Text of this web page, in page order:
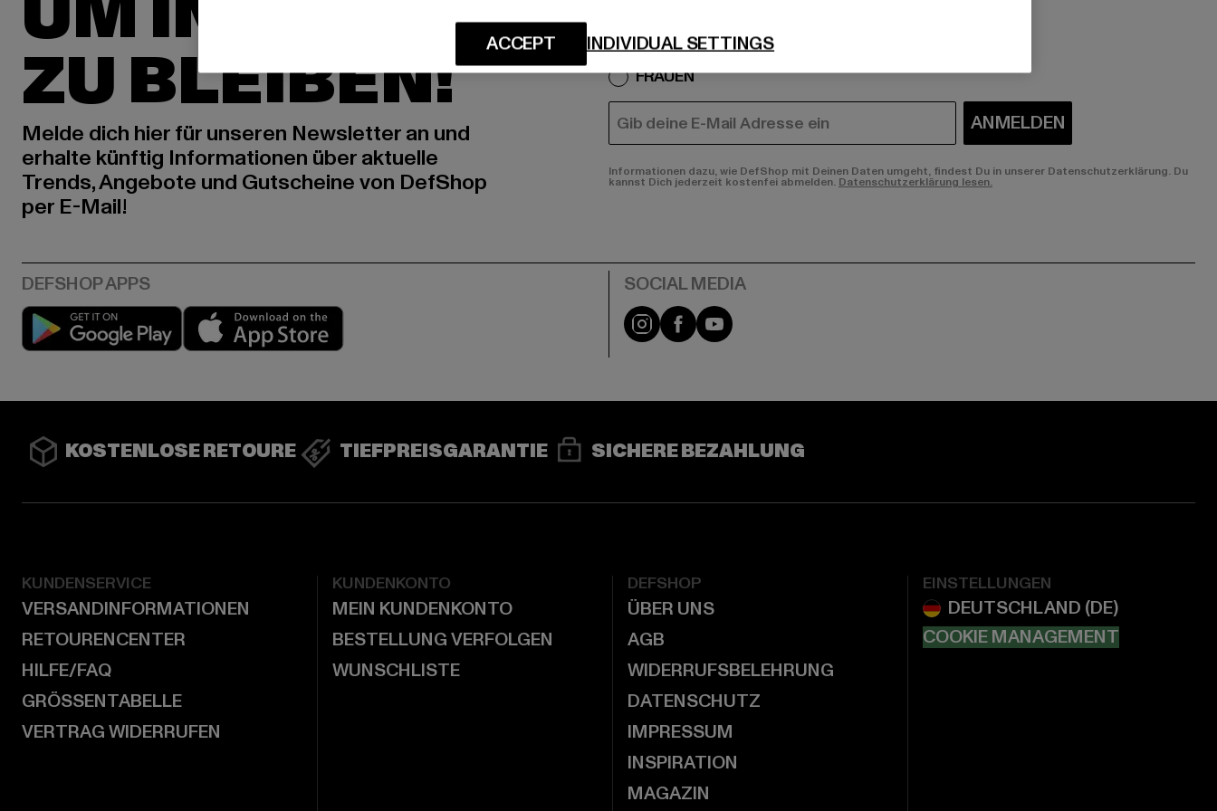
ZU BLEIBEN!
Melde dich hier für unseren Newsletter an und
erhalte künftig Informationen über aktuelle
Trends, Angebote und Gutscheine von DefShop
per E-Mail!
MÄNNER
FRAUEN
E-MAIL ANMELDEN
Informationen dazu, wie DefShop mit Deinen Daten umgeht, findest Du in unserer Datenschutzerklärung. Du
kannst Dich jederzeit kostenfei abmelden. Datenschutzerklärung lesen.
Play market Instagram
FacebookYouTube
KOSTENLOSE RETOURE TIEFPREISGARANTIE SICHERE BEZAHLUNG
KUNDENSERVICE
VERSANDINFORMATIONEN
RETOURENCENTER
HILFE/FAQ
GRÖSSENTABELLE
VERTRAG WIDERRUFEN
KUNDENKONTO
MEIN KUNDENKONTO
BESTELLUNG VERFOLGEN
WUNSCHLISTE
DEFSHOP
ÜBER UNS
AGB
WIDERRUFSBELEHRUNG
DATENSCHUTZ
IMPRESSUM
INSPIRATION
MAGAZIN
EINSTELLUNGEN
COOKIE MANAGEMENT
INDIVIDUAL SETTINGS
ACCEPT